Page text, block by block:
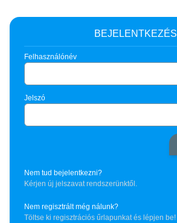
BEJELENTKEZÉS
Felhasználónév
Jelszó
Nem tud bejelentkezni?
Kérjen új jelszavat rendszerünktől.
Nem regisztrált még nálunk?
Töltse ki regisztrációs űrlapunkat és lépjen be!